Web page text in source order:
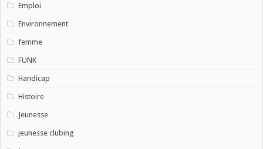
Emploi
Environnement
femme
FUNK
Handicap
Histoire
Jeunesse
jeunesse clubing